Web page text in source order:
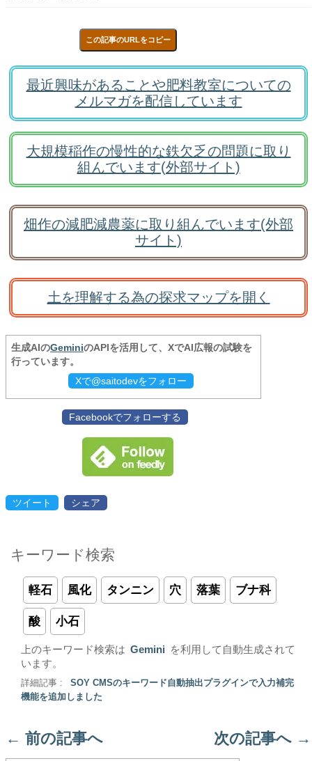
この記事のURLをコピー
最近興味があることや肥料教室についての
メルマガを配信しています
大規模稲作の慢性的な鉄欠乏の問題に取り
組んでいます(外部サイト)
畑作の減肥減農薬に取り組んでいます(外部
サイト)
土を理解する為の探求マップを開く
生成AIのGeminiのAPIを活用して、XでAI広報の試験を
行っています。
Xで@saitodevをフォロー
Facebookでフォローする
ツイート シェア
キーワード検索
軽石 風化 タンニン 穴 落葉 ブナ科
酸 小石
上のキーワード検索は Gemini
を利用して自動生成されて
います。
詳細記事 :
SOY CMSのキーワード自動抽出プラグインで入力補完
機能を追加しました
← 前の記事へ 次の記事へ →